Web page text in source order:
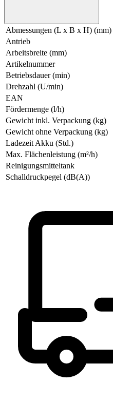
Abmessungen (L x B x H) (mm)
Antrieb
Arbeitsbreite (mm)
Artikelnummer
Betriebsdauer (min)
Drehzahl (U/min)
EAN
Fördermenge (l/h)
Gewicht inkl. Verpackung (kg)
Gewicht ohne Verpackung (kg)
Ladezeit Akku (Std.)
Max. Flächenleistung (m²/h)
Reinigungsmitteltank
Schalldruckpegel (dB(A))